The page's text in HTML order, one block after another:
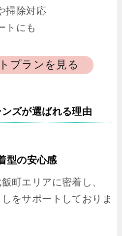
掃除対応
トにも
プランを見る
ズが選ばれる理由
型の安心感
町エリアに密着し、
をサポートしておりま